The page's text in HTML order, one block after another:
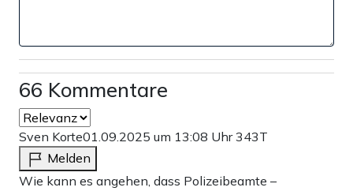
66 Kommentare
Sven Korte01.09.2025 um 13:08 Uhr343T
Melden
Wie kann es angehen, dass Polizeibeamte –